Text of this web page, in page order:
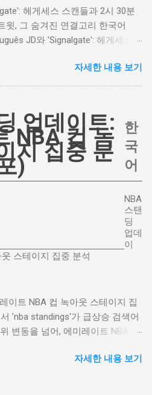
우려를 표했습니다. 일부에서는 엘
가 원작 속 히스클리프와는 다소
의견을 제시하며 캐스팅에 대한
해 "기다려 보세요. 믿으세요. 분명
작과 부합하는지 여부를 넘어, 우
프'라는 인물에게 기대하는 바가
고 배우가 그 기대를 어떻게 충족
지에 대한 근본적인 질문을 던집니
이 루이스, '진정성'의 대명사 이 지
데이 루이스의 이름이 등장하는
이 아닙니다. 그는 '메소드 연
여주는 배우로서, 맡는 역할마다
입하여 실제 인물과 구분이 어려울
선보였습니다. <나의 왼발>에서
헤게세스 스캔들과 2시 30분
윗, 그 숨겨진 연결고리 한국어
JD와 'Signalgate': 헤게세스
늘의 구글 트렌드 인기 검색어 'jd'는
의 약자가 아닙니다. 최근 미국
스캔들과 깊숙이 연결되어 있습니
진행자 피트 헤게세스(Pete
심으로 벌어진 이 스캔들은 예상
JD 밴스(JD Vance)의 이름까지 소
일으키고 있습니다. 왜 'jd'가 갑자
혀있는 것일까요? 최대100%세일
스캔들: 피트 헤게세스
'Signalgate' 스캔들의 핵심 인물
세스부터 살펴봐야 합니다. 최근 공
사 보고서에 따르면, 헤게세스는
리적으로 심각한 문제를 야기하
를 훼손할 수 있다고 지적합니다.
Regan-Asante on Unsplash
끝나지 않았습니다. 스캔들이 터진
자세한 내용 보기
업데이트:
NBA 컵 녹
지 집중 분
)
한
국
어
NBA
스탠
딩
업데
이
스테이지 집중 분석
이트 NBA 컵 녹아웃 스테이지 집
'nba standings'가 급상승 검색어
변동을 넘어, 에미레이트 NBA 컵
서는 NBA 컵 녹아웃 스테이지 관
자세한 내용 보기